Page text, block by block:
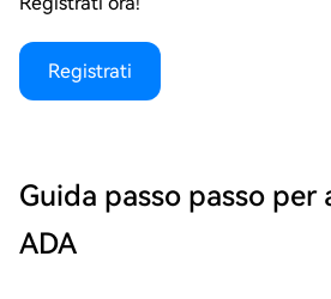
Registrati
Guida passo passo per
ADA